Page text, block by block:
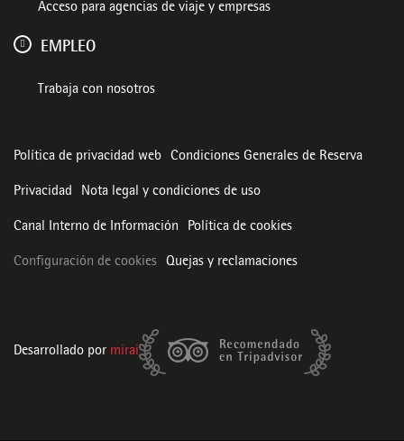
Acceso para agencias de viaje y empresas
EMPLEO
Trabaja con nosotros
Política de privacidad web Condiciones Generales de Reserva
Privacidad Nota legal y condiciones de uso
Canal Interno de Información Política de cookies
Configuración de cookies Quejas y reclamaciones
Desarrollado por mirai